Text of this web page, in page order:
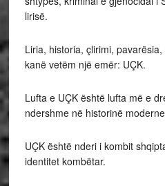
lirisë.
Liria, historia, çlirimi,
kanë vetëm një emër: UÇK.
Lufta e UÇK është lufta më e
ndershme në historinë
UÇK është nderi i kombit
identitet kombëtar.